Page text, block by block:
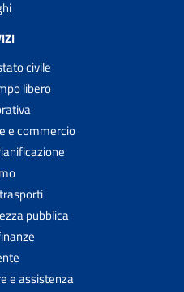
civile
libero
e commercio
pubblica
e assistenza